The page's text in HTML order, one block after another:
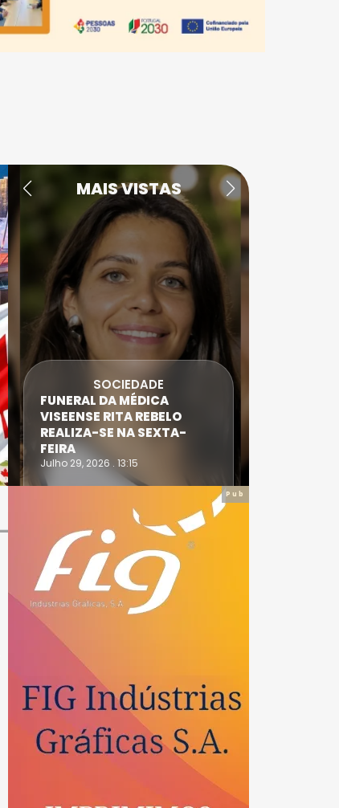
MAIS VISTAS
SOCIEDADE
FUNERAL DA MÉDICA
VISEENSE RITA REBELO
REALIZA-SE NA SEXTA-
FEIRA
Julho 29, 2026 . 13:15
Pub